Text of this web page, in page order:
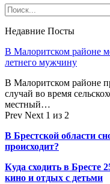
Недавние Посты
В Малоритском районе
летнего мужчину
В Малоритском районе
случай во время
местный…
Prev Next 1 из 2
В Брестской области
происходит?
Куда сходить в Бресте
кино и отдых с детьми